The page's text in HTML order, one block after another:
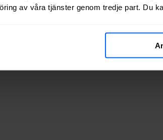
av våra tjänster genom tredje part. Du
, och på hur många av adresserna vi testat finns